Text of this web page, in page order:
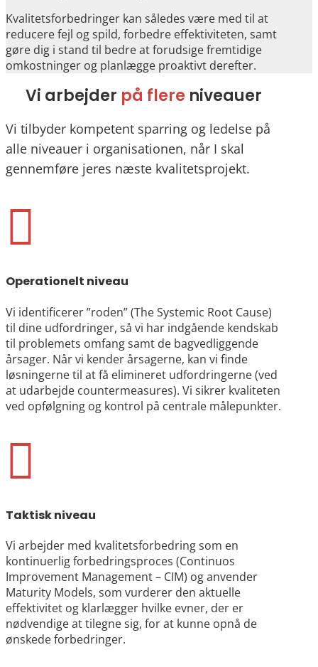
Kvalitetsforbedringer kan således være med til at
reducere fejl og spild, forbedre effektiviteten, samt
gøre dig i stand til bedre at forudsige fremtidige
omkostninger og planlægge proaktivt derefter.
Vi arbejder på flere niveauer
Vi tilbyder kompetent sparring og ledelse på
alle niveauer i organisationen, når I skal
gennemføre jeres næste kvalitetsprojekt.

Operationelt niveau
Vi identificerer ”roden” (The Systemic Root Cause)
til dine udfordringer, så vi har indgående kendskab
til problemets omfang samt de bagvedliggende
årsager. Når vi kender årsagerne, kan vi finde
løsningerne til at få elimineret udfordringerne (ved
at udarbejde countermeasures). Vi sikrer kvaliteten
ved opfølgning og kontrol på centrale målepunkter.

Taktisk niveau
Vi arbejder med kvalitetsforbedring som en
kontinuerlig forbedringsproces (Continuos
Improvement Management – CIM) og anvender
Maturity Models, som vurderer den aktuelle
effektivitet og klarlægger hvilke evner, der er
nødvendige at tilegne sig, for at kunne opnå de
ønskede forbedringer.